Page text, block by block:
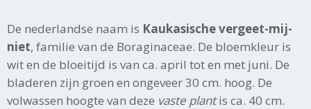
De nederlandse naam is Kaukasische vergeet-mij-
niet, familie van de Boraginaceae. De bloemkleur is
wit en de bloeitijd is van ca. april tot en met juni. De
bladeren zijn groen en ongeveer 30 cm. hoog. De
volwassen hoogte van deze vaste plantis ca. 40 cm.